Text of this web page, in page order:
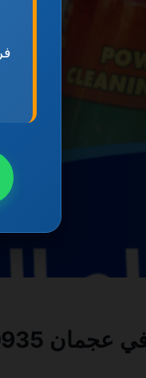
ضمان مدى الحياة